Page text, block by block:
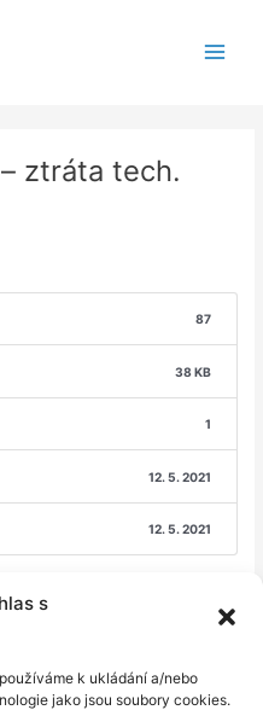
s
k ukládání a/nebo
jako jsou soubory cookies.
ztráta tech.
87
38 KB
1
12. 5. 2021
12. 5. 2021